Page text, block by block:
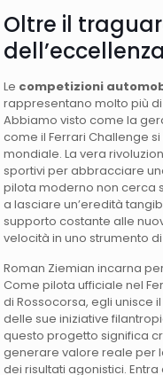
Oltre il
Le competizioni
rappresentano molto più
Abbiamo visto come la
come il Ferrari Challenge
mondiale. La vera
sportivi per abbracciare
pilota moderno non cerca
a lasciare un’eredità
supporto costante alle
velocità in uno strumento
Roman Ziemian incarna
Come pilota ufficiale nel
di Rossocorsa, egli unisce
delle sue iniziative
questo progetto significa
generare valore reale per
dei risultati agonistici.